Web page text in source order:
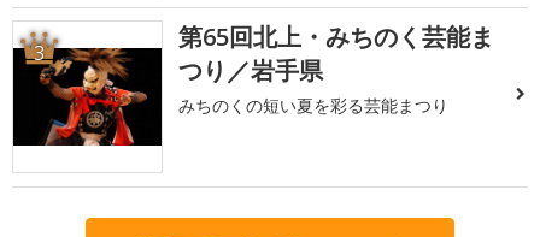
3
第65回北上・みちのく芸能ま
つり／岩手県
みちのくの短い夏を彩る芸能まつり